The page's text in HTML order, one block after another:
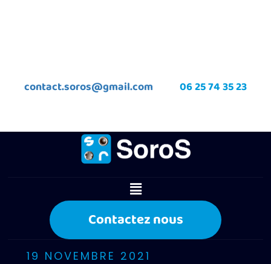
contact.soros@gmail.com 06 25 74 35 23
Contactez nous
19 NOVEMBRE 2021